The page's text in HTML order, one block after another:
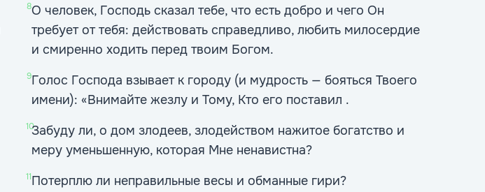
8О человек, Господь сказал тебе, что есть добро и чего Он
требует от тебя: действовать справедливо, любить милосердие
и смиренно ходить перед твоим Богом.
9Голос Господа взывает к городу (и мудрость — бояться Твоего
имени): «Внимайте жезлу и Тому, Кто его поставил .
10Забуду ли, о дом злодеев, злодейством нажитое богатство и
меру уменьшенную, которая Мне ненавистна?
11Потерплю ли неправильные весы и обманные гири?